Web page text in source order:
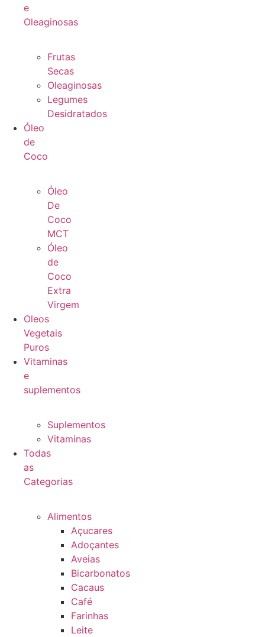
e
Oleaginosas
Frutas
Secas
Oleaginosas
Legumes
Desidratados
Óleo
de
Coco
Óleo
De
Coco
MCT
Óleo
de
Coco
Extra
Virgem
Oleos
Vegetais
Puros
Vitaminas
e
suplementos
Suplementos
Vitaminas
Todas
as
Categorias
Alimentos
Açucares
Adoçantes
Aveias
Bicarbonatos
Cacaus
Café
Farinhas
Leite